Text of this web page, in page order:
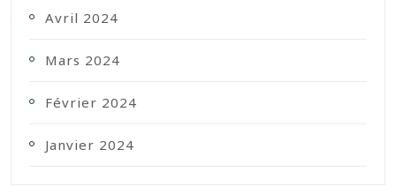
Avril 2024
Mars 2024
Février 2024
Janvier 2024